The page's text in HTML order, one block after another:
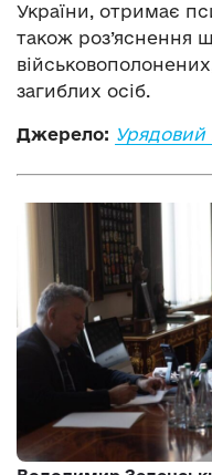
України, отримає
також роз’яснення
загиблих осіб.
Джерело: Урядовий